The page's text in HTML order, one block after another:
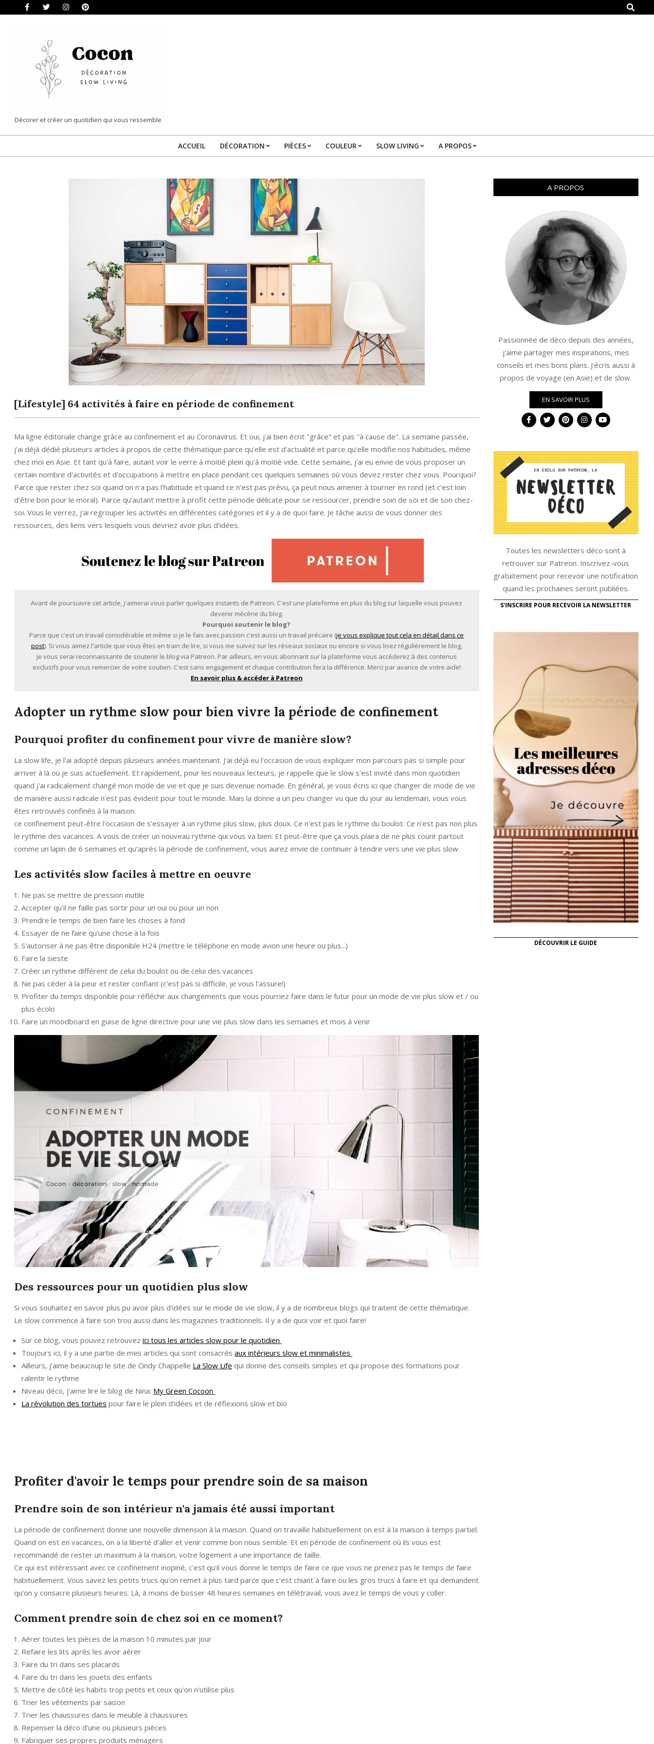
Search
COCON
|
DÉCORATION
Décorer et créer un quotidien qui vous ressemble
Primary
ACCUEIL DÉCORATION PIÈCES COULEUR SLOW LIVING A PROPOS
[Lifestyle] 64 activités à faire en période de confinement
Ma ligne éditoriale change grâce au confinement et au Coronavirus. Et oui, j'ai bien écrit "grâce" et pas "à cause de". La semaine passée,
j'ai déjà dédié plusieurs articles à propos de cette thématique parce qu'elle est d'actualité et parce qu'elle modifie nos habitudes, même
chez moi en Asie. Et tant qu'à faire, autant voir le verre à moitié plein qu'à moitié vide. Cette semaine, j'ai eu envie de vous proposer un
certain nombre d'activités et d'occupations à mettre en place pendant ces quelques semaines où vous devez rester chez vous. Pourquoi?
Parce que rester chez soi quand on n'a pas l'habitude et quand ce n'est pas prévu, ça peut nous amener à tourner en rond (et c'est loin
d'être bon pour le moral). Parce qu'autant mettre à profit cette période délicate pour se ressourcer, prendre soin de soi et de son chez-
soi. Vous le verrez, j'ai regrouper les activités en différentes catégories et il y a de quoi faire. Je tâche aussi de vous donner des
ressources, des liens vers lesquels vous devriez avoir plus d'idées.
Avant de poursuivre cet article, j'aimerai vous parler quelques instants de Patreon. C'est une plateforme en plus du blog sur laquelle vous pouvez
devenir mécène du blog.
Pourquoi soutenir le blog?
Parce que c'est un travail considérable et même si je le fais avec passion c'est aussi un travail précaire (je vous explique tout cela en détail dans ce
post). Si vous aimez l'article que vous êtes en train de lire, si vous me suivez sur les réseaux sociaux ou encore si vous lisez régulièrement le blog,
je vous serai reconnaissante de soutenir le blog via Patreon. Par ailleurs, en vous abonnant sur la plateforme vous accéderez à des contenus
exclusifs pour vous remercier de votre soutien. C'est sans engagement et chaque contribution fera la différence. Merci par avance de votre aide!
En savoir plus & accéder à Patreon
Adopter un rythme slow pour bien vivre la période de confinement
Pourquoi profiter du confinement pour vivre de manière slow?
La slow life, je l'ai adopté depuis plusieurs années maintenant. J'ai déjà eu l'occasion de vous expliquer mon parcours pas si simple pour
arriver à là où je suis actuellement. Et rapidement, pour les nouveaux lecteurs, je rappelle que le slow s'est invité dans mon quotidien
quand j'ai radicalement changé mon mode de vie et que je suis devenue nomade. En général, je vous écris ici que changer de mode de vie
de manière aussi radicale n'est pas évident pour tout le monde. Mais la donne a un peu changer vu que du jour au lendemain, vous vous
êtes retrouvés confinés à la maison.
ce confinement peut-être l'occasion de s'essayer à un rythme plus slow, plus doux. Ce n'est pas le rythme du boulot. Ce n'est pas non plus
le rythme des vacances. A vous de créer un nouveau rythme qui vous va bien. Et peut-être que ça vous plaira de ne plus courir partout
comme un lapin de 6 semaines et qu'après la période de confinement, vous aurez envie de continuer à tendre vers une vie plus slow.
Les activités slow faciles à mettre en oeuvre
Ne pas se mettre de pression inutile
Accepter qu'il ne faille pas sortir pour un oui ou pour un non
Prendre le temps de bien faire les choses à fond
Essayer de ne faire qu'une chose à la fois
S'autoriser à ne pas être disponible H24 (mettre le téléphone en mode avion une heure ou plus...)
Faire la sieste
Créer un rythme différent de celui du boulot ou de celui des vacances
Ne pas céder à la peur et rester confiant (c'est pas si difficile, je vous l'assure!)
Profiter du temps disponible pour réfléchir aux changements que vous pourriez faire dans le futur pour un mode de vie plus slow et / ou
plus écolo
Faire un moodboard en guise de ligne directive pour une vie plus slow dans les semaines et mois à venir
Des ressources pour un quotidien plus slow
Si vous souhaitez en savoir plus pu avoir plus d'idées sur le mode de vie slow, il y a de nombreux blogs qui traitent de cette thématique.
Le slow commence à faire son trou aussi dans les magazines traditionnels. Il y a de quoi voir et quoi faire!
Sur ce blog, vous pouvez retrouvez ici tous les articles slow pour le quotidien
Toujours ici, il y a une partie de mes articles qui sont consacrés aux intérieurs slow et minimalistes
Ailleurs, j'aime beaucoup le site de Cindy Chappelle La Slow Life qui donne des conseils simples et qui propose des formations pour
ralentir le rythme
Niveau déco, j'aime lire le blog de Nina: My Green Cocoon
La révolution des tortues pour faire le plein d'idées et de réflexions slow et bio
Profiter d'avoir le temps pour prendre soin de sa maison
Prendre soin de son intérieur n'a jamais été aussi important
La période de confinement donne une nouvelle dimension à la maison. Quand on travaille habituellement on est à la maison à temps partiel.
Quand on est en vacances, on a la liberté d'aller et venir comme bon nous semble. Et en période de confinement où ils vous est
recommandé de rester un maximum à la maison, votre logement a une importance de taille.
Ce qui est intéressant avec ce confinement inopiné, c'est qu'il vous donne le temps de faire ce que vous ne prenez pas le temps de faire
habituellement. Vous savez les petits trucs qu'on remet à plus tard parce que c'est chiant à faire ou les gros trucs à faire et qui demandent
qu'on y consacre plusieurs heures. Là, à moins de bosser 48 heures semaines en télétravail, vous avez le temps de vous y coller.
Comment prendre soin de chez soi en ce moment?
Aérer toutes les pièces de la maison 10 minutes par jour
Refaire les lits après les avoir aérer
Faire du tri dans ses placards
Faire du tri dans les jouets des enfants
Mettre de côté les habits trop petits et ceux qu'on n'utilise plus
Trier les vêtements par saison
Trier les chaussures dans le meuble à chaussures
Repenser la déco d'une ou plusieurs pièces
Fabriquer ses propres produits ménagers
A PROPOS
Passionnée de déco depuis des années,
j'aime partager mes inspirations, mes
conseils et mes bons plans. J'écris aussi à
propos de voyage (en Asie) et de slow.
EN SAVOIR PLUS
Toutes les newsletters déco sont à
retrouver sur Patreon. Inscrivez-vous
gratuitement pour recevoir une notification
quand les prochaines seront publiées.
S'INSCRIRE POUR RECEVOIR LA NEWSLETTER
DÉCOUVRIR LE GUIDE